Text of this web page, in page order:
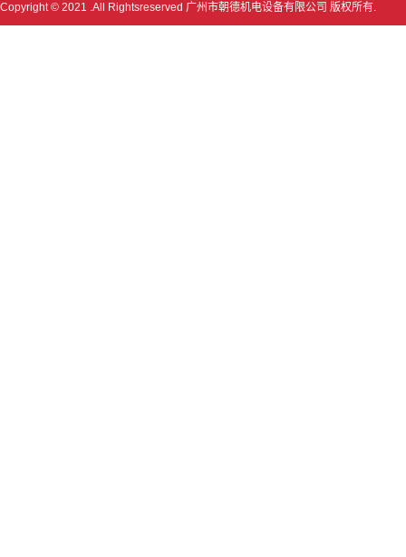
Copyright © 2021 .All Rightsreserved 广州市朝德机电设备有限公司 版权所有.